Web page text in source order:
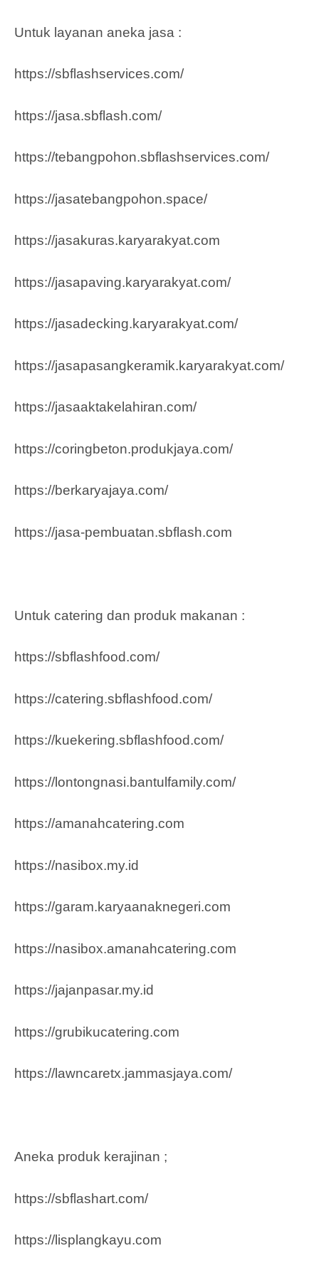
Untuk layanan aneka jasa :
https://sbflashservices.com/
https://jasa.sbflash.com/
https://tebangpohon.sbflashservices.com/
https://jasatebangpohon.space/
https://jasakuras.karyarakyat.com
https://jasapaving.karyarakyat.com/
https://jasadecking.karyarakyat.com/
https://jasapasangkeramik.karyarakyat.com/
https://jasaaktakelahiran.com/
https://coringbeton.produkjaya.com/
https://berkaryajaya.com/
https://jasa-pembuatan.sbflash.com
Untuk catering dan produk makanan :
https://sbflashfood.com/
https://catering.sbflashfood.com/
https://kuekering.sbflashfood.com/
https://lontongnasi.bantulfamily.com/
https://amanahcatering.com
https://nasibox.my.id
https://garam.karyaanaknegeri.com
https://nasibox.amanahcatering.com
https://jajanpasar.my.id
https://grubikucatering.com
https://lawncaretx.jammasjaya.com/
Aneka produk kerajinan ;
https://sbflashart.com/
https://lisplangkayu.com